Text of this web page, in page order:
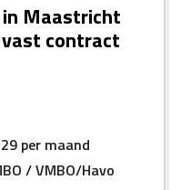
Maastricht
contract
per maand
VMBO/Havo